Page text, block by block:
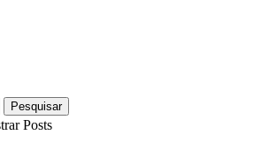
Posts